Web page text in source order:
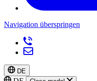
Navigation überspringen
DE